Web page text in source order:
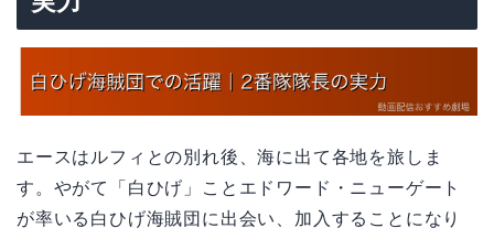
エースはルフィとの別れ後、海に出て各地を旅しま
す。やがて「白ひげ」ことエドワード・ニューゲート
が率いる白ひげ海賊団に出会い、加入することになり